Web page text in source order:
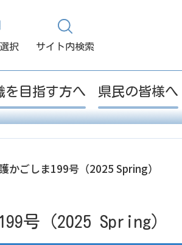
択 サイト内検索
を目指す方へ 県民の皆様へ
かごしま199号（2025 Spring）
号（2025 Spring）